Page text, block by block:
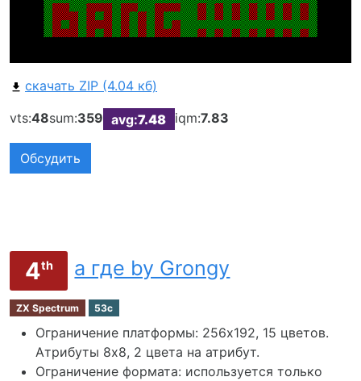
скачать ZIP (4.04 кб)
vts:48sum:359 avg:7.48 iqm:7.83
Обсудить
4th а где by Grongy
ZX Spectrum 53c
Ограничение платформы: 256х192, 15 цветов.
Атрибуты 8x8, 2 цвета на атрибут.
Ограничение формата: используется только